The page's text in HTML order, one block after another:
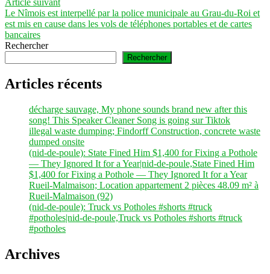
l’article
Article suivant
suivant :
Le Nîmois est interpellé par la police municipale au Grau-du-Roi et
est mis en cause dans les vols de téléphones portables et de cartes
bancaires
Rechercher
Rechercher
Articles récents
décharge sauvage, My phone sounds brand new after this
song! This Speaker Cleaner Song is going sur Tiktok
illegal waste dumping; Findorff Construction, concrete waste
dumped onsite
(nid-de-poule): State Fined Him $1,400 for Fixing a Pothole
— They Ignored It for a Year|nid-de-poule,State Fined Him
$1,400 for Fixing a Pothole — They Ignored It for a Year
Rueil-Malmaison; Location appartement 2 pièces 48.09 m² à
Rueil-Malmaison (92)
(nid-de-poule): Truck vs Potholes #shorts #truck
#potholes|nid-de-poule,Truck vs Potholes #shorts #truck
#potholes
Archives